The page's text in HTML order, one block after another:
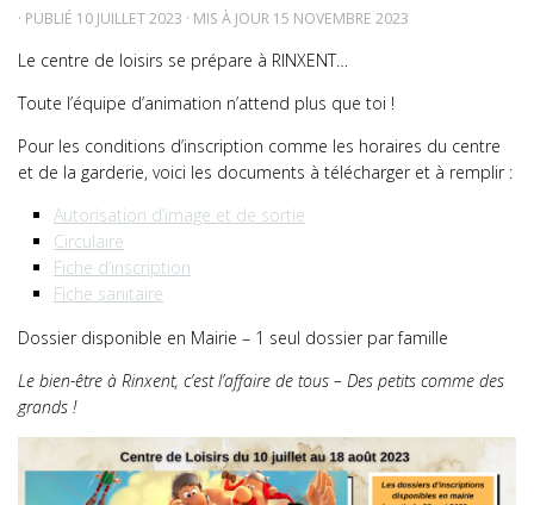
· PUBLIÉ 10 JUILLET 2023 · MIS À JOUR 15 NOVEMBRE 2023
Le centre de loisirs se prépare à RINXENT…
Toute l’équipe d’animation n’attend plus que toi !
Pour les conditions d’inscription comme les horaires du centre
et de la garderie, voici les documents à télécharger et à remplir :
Autorisation d’image et de sortie
Circulaire
Fiche d’inscription
Fiche sanitaire
Dossier disponible en Mairie – 1 seul dossier par famille
Le bien-être à Rinxent, c’est l’affaire de tous – Des petits comme des
grands !